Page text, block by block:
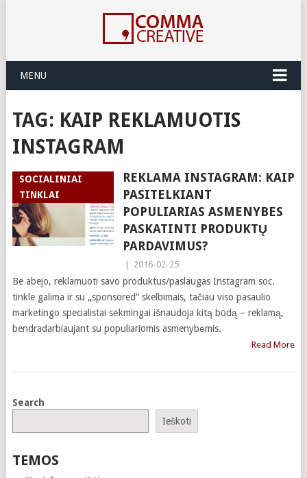
MENU
TAG: KAIP REKLAMUOTIS
INSTAGRAM
SOCIALINIAI
TINKLAI
REKLAMA INSTAGRAM: KAIP
PASITELKIANT
POPULIARIAS ASMENYBES
PASKATINTI PRODUKTŲ
PARDAVIMUS?
2016-02-25
Be abejo, reklamuoti savo produktus/paslaugas Instagram soc.
tinkle galima ir su „sponsored“ skelbimais, tačiau viso pasaulio
marketingo specialistai sėkmingai išnaudoja kitą būdą – reklamą,
bendradarbiaujant su populiariomis asmenybėmis.
Read More
Search
Ieškoti
TEMOS